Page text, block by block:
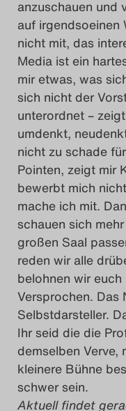
anzuschauen und
auf irgendsoeinen
nicht mit, das
Media ist ein
mir etwas, was
sich nicht der
unterordnet –
umdenkt,
nicht zu schade
Pointen, zeigt mir
bewerbt mich
mache ich mit.
schauen sich
großen Saal
reden wir alle
belohnen wir
Versprochen. Das
Selbstdarsteller.
Ihr seid die die
demselben Verve,
kleinere Bühne
schwer sein.
Aktuell findet